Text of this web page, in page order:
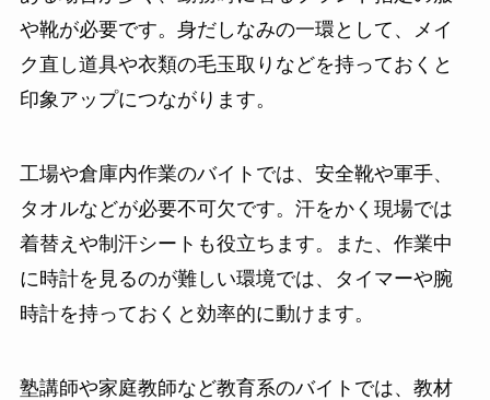
や靴が必要です。身だしなみの一環として、メイ
ク直し道具や衣類の毛玉取りなどを持っておくと
印象アップにつながります。
工場や倉庫内作業のバイトでは、安全靴や軍手、
タオルなどが必要不可欠です。汗をかく現場では
着替えや制汗シートも役立ちます。また、作業中
に時計を見るのが難しい環境では、タイマーや腕
時計を持っておくと効率的に動けます。
塾講師や家庭教師など教育系のバイトでは、教材